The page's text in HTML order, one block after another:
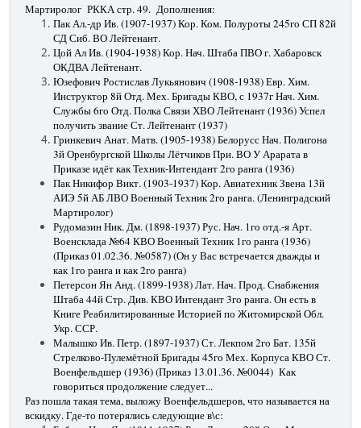
Мартиролог РККА стр. 49. Дополнения:
Пак Ал.-др Ив. (1907-1937) Кор. Ком. Полуроты 245го СП 82й
СД Сиб. ВО Лейтенант.
Цой Ал Ив. (1904-1938) Кор. Нач. Штаба ПВО г. Хабаровск
ОКДВА Лейтенант.
Юзефович Ростислав Лукьянович (1908-1938) Евр. Хим.
Инструктор 8й Отд. Мех. Бригады КВО, с 1937г Нач. Хим.
Службы 6го Отд. Полка Связи ХВО Лейтенант (1936) Успел
получить звание Ст. Лейтенант (1937)
Гринкевич Анат. Матв. (1905-1938) Белорусс Нач. Полигона
3й Оренбургской Школы Лётчиков При. ВО У Арарата в
Приказе идёт как Техник-Интендант 2го ранга (1936)
Пак Никифор Викт. (1903-1937) Кор. Авиатехник Звена 13й
АИЭ 5й АБ ЛВО Военный Техник 2го ранга. (Ленинградский
Мартиролог)
Рудомазин Ник. Дм. (1898-1937) Рус. Нач. 1го отд.-я Арт.
Военсклада №64 КВО Военный Техник 1го ранга (1936)
(Приказ 01.02.36. №0587) (Он у Вас встречается дважды и
как 1го ранга и как 2го ранга)
Петерсон Ян Анд. (1899-1938) Лат. Нач. Прод. Снабжения
Штаба 44й Стр. Див. КВО Интендант 3го ранга. Он есть в
Книге Реабилитированные Историей по Житомирской Обл.
Укр. ССР.
Малышко Ив. Петр. (1897-1937) Ст. Лекпом 2го Бат. 135й
Стрелково-Пулемётной Бригады 45го Мех. Корпуса КВО Ст.
Военфельдшер (1936) (Приказ 13.01.36. №0044) Как
говориться продолжение следует...
Раз пошла такая тема, выложу Военфельдшеров, что называется на
вскидку. Где-то потерялись следующие в\с: